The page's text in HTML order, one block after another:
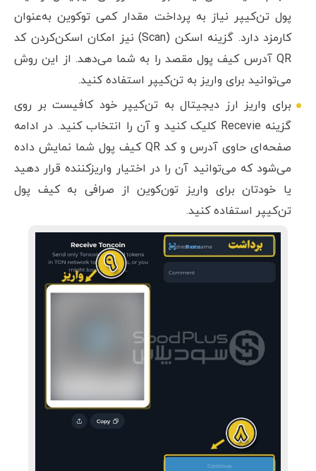
پول تن‎‌کیپر نیاز به پرداخت مقدار کمی توکوین به‌عنوان
کارمزد دارد. گزینه اسکن (Scan) نیز امکان اسکن‌کردن کد
QR آدرس کیف پول مقصد را به شما می‌دهد. از این روش
می‌توانید برای واریز به تن‌کیپر استفاده کنید.
برای واریز ارز دیجیتال به تن‌کیپر خود کافیست بر روی
گزینه Recevie کلیک کنید و آن را انتخاب کنید. در ادامه
صفحه‌ای حاوی آدرس و کد QR کیف پول شما نمایش داده
می‌شود که می‌توانید آن را در اختیار واریزکننده قرار دهید
یا خودتان برای واریز تون‌کوین از صرافی به کیف پول
تن‌کیپر استفاده کنید.